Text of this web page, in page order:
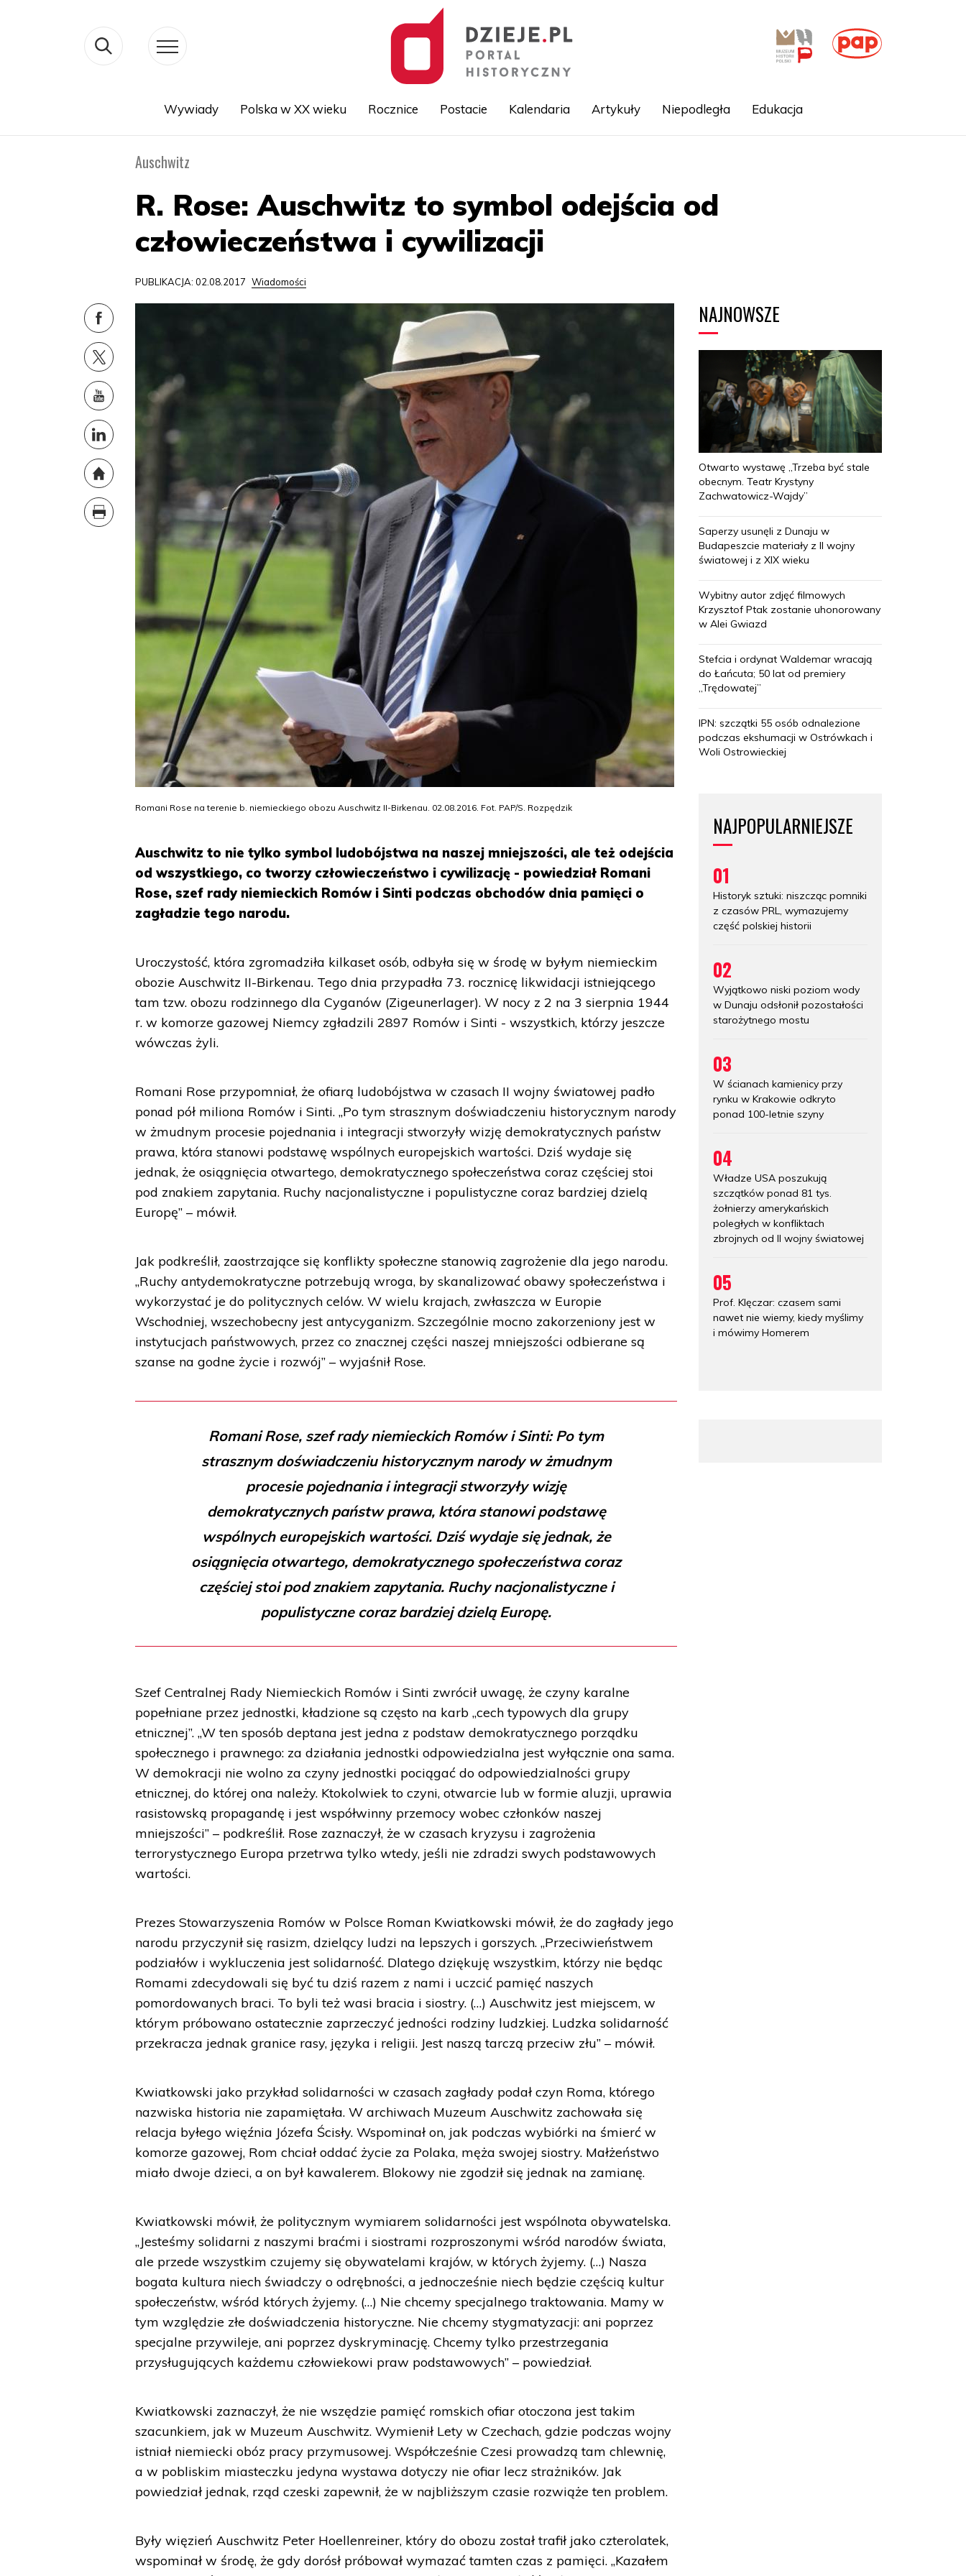
Wywiady Polska w XX wieku Rocznice Postacie Kalendaria Artykuły Niepodległa Edukacja
Auschwitz
R. Rose: Auschwitz to symbol odejścia od
człowieczeństwa i cywilizacji
PUBLIKACJA: 02.08.2017 Wiadomości
Romani Rose na terenie b. niemieckiego obozu Auschwitz II-Birkenau. 02.08.2016. Fot. PAP/S. Rozpędzik
Auschwitz to nie tylko symbol ludobójstwa na naszej mniejszości, ale też odejścia
od wszystkiego, co tworzy człowieczeństwo i cywilizację - powiedział Romani
Rose, szef rady niemieckich Romów i Sinti podczas obchodów dnia pamięci o
zagładzie tego narodu.
Uroczystość, która zgromadziła kilkaset osób, odbyła się w środę w byłym niemieckim
obozie Auschwitz II-Birkenau. Tego dnia przypadła 73. rocznicę likwidacji istniejącego
tam tzw. obozu rodzinnego dla Cyganów (Zigeunerlager). W nocy z 2 na 3 sierpnia 1944
r. w komorze gazowej Niemcy zgładzili 2897 Romów i Sinti - wszystkich, którzy jeszcze
wówczas żyli.
Romani Rose przypomniał, że ofiarą ludobójstwa w czasach II wojny światowej padło
ponad pół miliona Romów i Sinti. „Po tym strasznym doświadczeniu historycznym narody
w żmudnym procesie pojednania i integracji stworzyły wizję demokratycznych państw
prawa, która stanowi podstawę wspólnych europejskich wartości. Dziś wydaje się
jednak, że osiągnięcia otwartego, demokratycznego społeczeństwa coraz częściej stoi
pod znakiem zapytania. Ruchy nacjonalistyczne i populistyczne coraz bardziej dzielą
Europę” – mówił.
Jak podkreślił, zaostrzające się konflikty społeczne stanowią zagrożenie dla jego narodu.
„Ruchy antydemokratyczne potrzebują wroga, by skanalizować obawy społeczeństwa i
wykorzystać je do politycznych celów. W wielu krajach, zwłaszcza w Europie
Wschodniej, wszechobecny jest antycyganizm. Szczególnie mocno zakorzeniony jest w
instytucjach państwowych, przez co znacznej części naszej mniejszości odbierane są
szanse na godne życie i rozwój” – wyjaśnił Rose.
Romani Rose, szef rady niemieckich Romów i Sinti: Po tym
strasznym doświadczeniu historycznym narody w żmudnym
procesie pojednania i integracji stworzyły wizję
demokratycznych państw prawa, która stanowi podstawę
wspólnych europejskich wartości. Dziś wydaje się jednak, że
osiągnięcia otwartego, demokratycznego społeczeństwa coraz
częściej stoi pod znakiem zapytania. Ruchy nacjonalistyczne i
populistyczne coraz bardziej dzielą Europę.
Szef Centralnej Rady Niemieckich Romów i Sinti zwrócił uwagę, że czyny karalne
popełniane przez jednostki, kładzione są często na karb „cech typowych dla grupy
etnicznej”. „W ten sposób deptana jest jedna z podstaw demokratycznego porządku
społecznego i prawnego: za działania jednostki odpowiedzialna jest wyłącznie ona sama.
W demokracji nie wolno za czyny jednostki pociągać do odpowiedzialności grupy
etnicznej, do której ona należy. Ktokolwiek to czyni, otwarcie lub w formie aluzji, uprawia
rasistowską propagandę i jest współwinny przemocy wobec członków naszej
mniejszości” – podkreślił. Rose zaznaczył, że w czasach kryzysu i zagrożenia
terrorystycznego Europa przetrwa tylko wtedy, jeśli nie zdradzi swych podstawowych
wartości.
Prezes Stowarzyszenia Romów w Polsce Roman Kwiatkowski mówił, że do zagłady jego
narodu przyczynił się rasizm, dzielący ludzi na lepszych i gorszych. „Przeciwieństwem
podziałów i wykluczenia jest solidarność. Dlatego dziękuję wszystkim, którzy nie będąc
Romami zdecydowali się być tu dziś razem z nami i uczcić pamięć naszych
pomordowanych braci. To byli też wasi bracia i siostry. (…) Auschwitz jest miejscem, w
którym próbowano ostatecznie zaprzeczyć jedności rodziny ludzkiej. Ludzka solidarność
przekracza jednak granice rasy, języka i religii. Jest naszą tarczą przeciw złu” – mówił.
Kwiatkowski jako przykład solidarności w czasach zagłady podał czyn Roma, którego
nazwiska historia nie zapamiętała. W archiwach Muzeum Auschwitz zachowała się
relacja byłego więźnia Józefa Ścisły. Wspominał on, jak podczas wybiórki na śmierć w
komorze gazowej, Rom chciał oddać życie za Polaka, męża swojej siostry. Małżeństwo
miało dwoje dzieci, a on był kawalerem. Blokowy nie zgodził się jednak na zamianę.
Kwiatkowski mówił, że politycznym wymiarem solidarności jest wspólnota obywatelska.
„Jesteśmy solidarni z naszymi braćmi i siostrami rozproszonymi wśród narodów świata,
ale przede wszystkim czujemy się obywatelami krajów, w których żyjemy. (…) Nasza
bogata kultura niech świadczy o odrębności, a jednocześnie niech będzie częścią kultur
społeczeństw, wśród których żyjemy. (…) Nie chcemy specjalnego traktowania. Mamy w
tym względzie złe doświadczenia historyczne. Nie chcemy stygmatyzacji: ani poprzez
specjalne przywileje, ani poprzez dyskryminację. Chcemy tylko przestrzegania
przysługujących każdemu człowiekowi praw podstawowych” – powiedział.
Kwiatkowski zaznaczył, że nie wszędzie pamięć romskich ofiar otoczona jest takim
szacunkiem, jak w Muzeum Auschwitz. Wymienił Lety w Czechach, gdzie podczas wojny
istniał niemiecki obóz pracy przymusowej. Współcześnie Czesi prowadzą tam chlewnię,
a w pobliskim miasteczku jedyna wystawa dotyczy nie ofiar lecz strażników. Jak
powiedział jednak, rząd czeski zapewnił, że w najbliższym czasie rozwiąże ten problem.
Były więzień Auschwitz Peter Hoellenreiner, który do obozu został trafił jako czterolatek,
wspominał w środę, że gdy dorósł próbował wymazać tamten czas z pamięci. „Kazałem
NAJNOWSZE
Otwarto wystawę „Trzeba być stale
obecnym. Teatr Krystyny
Zachwatowicz-Wajdy”
Saperzy usunęli z Dunaju w
Budapeszcie materiały z II wojny
światowej i z XIX wieku
Wybitny autor zdjęć filmowych
Krzysztof Ptak zostanie uhonorowany
w Alei Gwiazd
Stefcia i ordynat Waldemar wracają
do Łańcuta; 50 lat od premiery
„Trędowatej”
IPN: szczątki 55 osób odnalezione
podczas ekshumacji w Ostrówkach i
Woli Ostrowieckiej
NAJPOPULARNIEJSZE
01
Historyk sztuki: niszcząc pomniki
z czasów PRL, wymazujemy
część polskiej historii
02
Wyjątkowo niski poziom wody
w Dunaju odsłonił pozostałości
starożytnego mostu
03
W ścianach kamienicy przy
rynku w Krakowie odkryto
ponad 100-letnie szyny
04
Władze USA poszukują
szczątków ponad 81 tys.
żołnierzy amerykańskich
poległych w konfliktach
zbrojnych od II wojny światowej
05
Prof. Klęczar: czasem sami
nawet nie wiemy, kiedy myślimy
i mówimy Homerem